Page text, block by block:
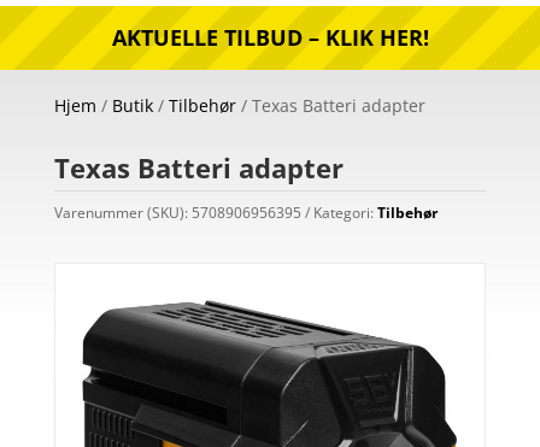
AKTUELLE TILBUD – KLIK HER!
Hjem / Butik/ Tilbehør/ Texas Batteri adapter
Texas Batteri adapter
Varenummer (SKU): 5708906956395 Kategori: Tilbehør